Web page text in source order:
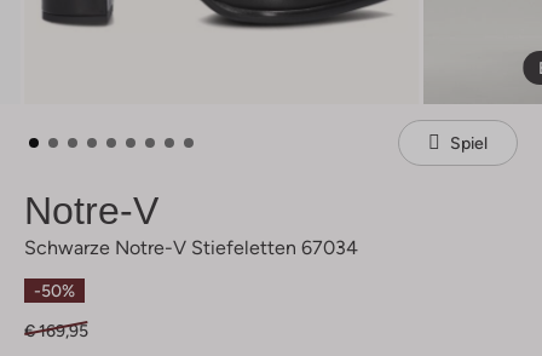
Spiel
Notre-V
Schwarze Notre-V Stiefeletten 67034
-50%
€ 169,95